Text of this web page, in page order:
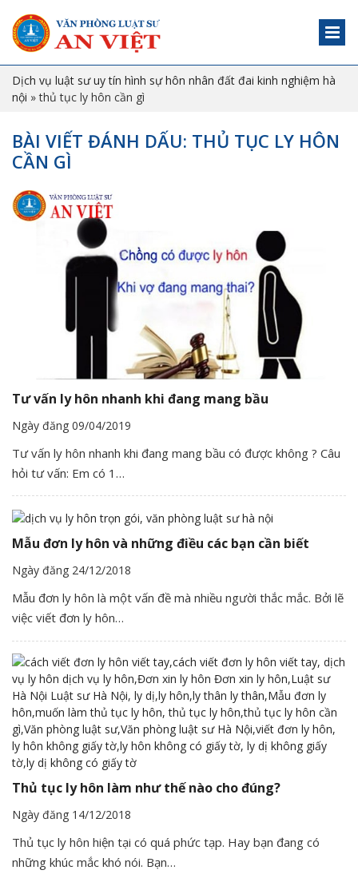
Dịch vụ luật sư uy tín hình sự hôn nhân đất đai kinh nghiệm hà
nội »thủ tục ly hôn cần gì
BÀI VIẾT ĐÁNH DẤU: THỦ TỤC LY HÔN
CẦN GÌ
Tư vấn ly hôn nhanh khi đang mang bầu
Ngày đăng 09/04/2019
Tư vấn ly hôn nhanh khi đang mang bầu có được không ? Câu
hỏi tư vấn: Em có 1…
Mẫu đơn ly hôn và những điều các bạn cần biết
Ngày đăng 24/12/2018
Mẫu đơn ly hôn là một vấn đề mà nhiều người thắc mắc. Bởi lẽ
việc viết đơn ly hôn…
Thủ tục ly hôn làm như thế nào cho đúng?
Ngày đăng 14/12/2018
Thủ tục ly hôn hiện tại có quá phức tạp. Hay bạn đang có
những khúc mắc khó nói. Bạn…